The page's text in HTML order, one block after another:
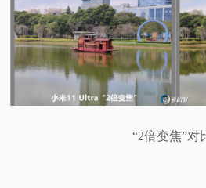
“2倍变焦”对